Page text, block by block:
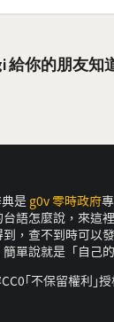
給你的朋友知
是 g0v 零時政府
語怎麼說，來這
，查不到時可以
單說就是「自己
｢不保留權利｣